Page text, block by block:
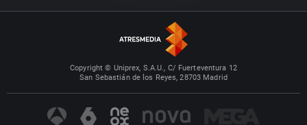
Copyright © Uniprex, S.A.U., C/ Fuerteventura 12
San Sebastián de los Reyes, 28703 Madrid